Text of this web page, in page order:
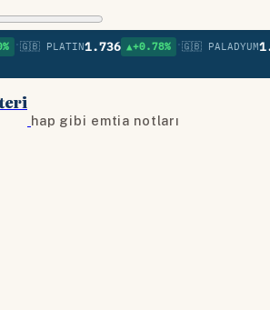
PLATIN1.736 ▲+0.78% •🇬🇧 PALADYUM1.379
hap gibi emtia notları